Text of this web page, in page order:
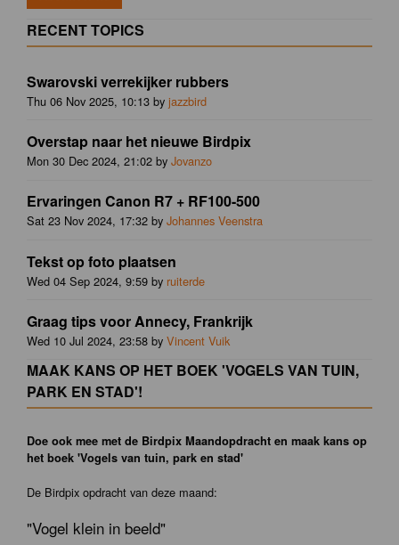
RECENT TOPICS
Swarovski verrekijker rubbers
Thu 06 Nov 2025, 10:13 by jazzbird
Overstap naar het nieuwe Birdpix
Mon 30 Dec 2024, 21:02 by Jovanzo
Ervaringen Canon R7 + RF100-500
Sat 23 Nov 2024, 17:32 by Johannes Veenstra
Tekst op foto plaatsen
Wed 04 Sep 2024, 9:59 by ruiterde
Graag tips voor Annecy, Frankrijk
Wed 10 Jul 2024, 23:58 by Vincent Vuik
MAAK KANS OP HET BOEK 'VOGELS VAN TUIN,
PARK EN STAD'!
Doe ook mee met de Birdpix Maandopdracht en maak kans op
het boek 'Vogels van tuin, park en stad'
De Birdpix opdracht van deze maand:
"Vogel klein in beeld"